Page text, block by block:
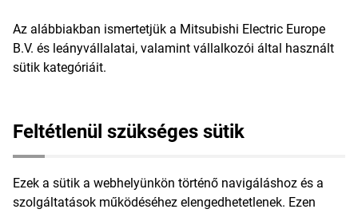
Az alábbiakban ismertetjük a Mitsubishi Electric Europe
B.V. és leányvállalatai, valamint vállalkozói által használt
sütik kategóriáit.
Feltétlenül szükséges sütik
Ezek a sütik a webhelyünkön történő navigáláshoz és a
szolgáltatások működéséhez elengedhetetlenek. Ezen